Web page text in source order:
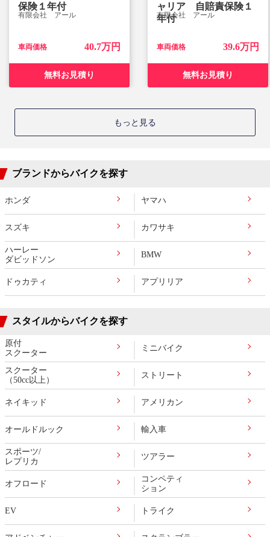
保険１年付
有限会社 アール
車両価格 40.7万円
無料お見積り
ャリア 自賠責保険１
年付
有限会社 アール
車両価格 39.6万円
無料お見積り
もっと見る
ブランドからバイクを探す
ホンダ ヤマハ
スズキ カワサキ
ハーレー
ダビッドソン
BMW
ドゥカティ アプリリア
スタイルからバイクを探す
原付
スクーター
ミニバイク
スクーター
（50cc以上）
ストリート
ネイキッド アメリカン
オールドルック 輸入車
スポーツ/
レプリカ
ツアラー
オフロード
コンペティ
ション
EV トライク